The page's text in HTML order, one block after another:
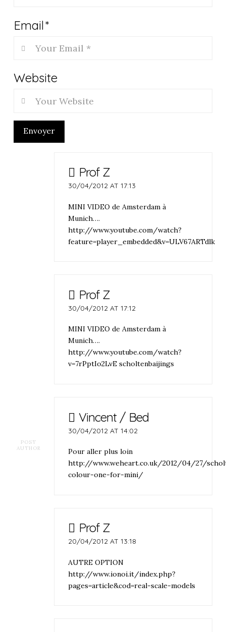
Email*
Website
Envoyer
Prof Z
30/04/2012 AT 17:13
MINI VIDEO de Amsterdam à
Munich….
http://www.youtube.com/watch?
feature=player_embedded&v=ULV67ARTdlk
Prof Z
30/04/2012 AT 17:12
MINI VIDEO de Amsterdam à
Munich….
http://www.youtube.com/watch?
v=7rPptIo2LvE scholtenbaijings
POST
AUTHOR
Vincent / Bed
30/04/2012 AT 14:02
Pour aller plus loin
http://www.weheart.co.uk/2012/04/27/
colour-one-for-mini/
Prof Z
20/04/2012 AT 13:18
AUTRE OPTION
http://www.ionoi.it/index.php?
pages=article&cod=real-scale-models